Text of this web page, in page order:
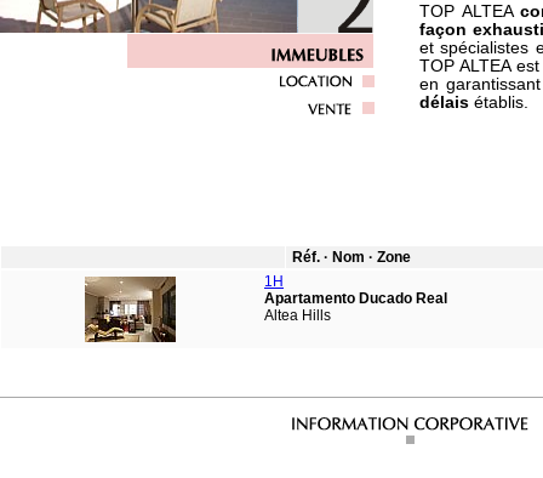
TOP ALTEA
façon
et spécialistes
TOP ALTEA
en
délais établis.
Réf. · Nom · Zone
1H
Apartamento Ducado Real
Altea Hills